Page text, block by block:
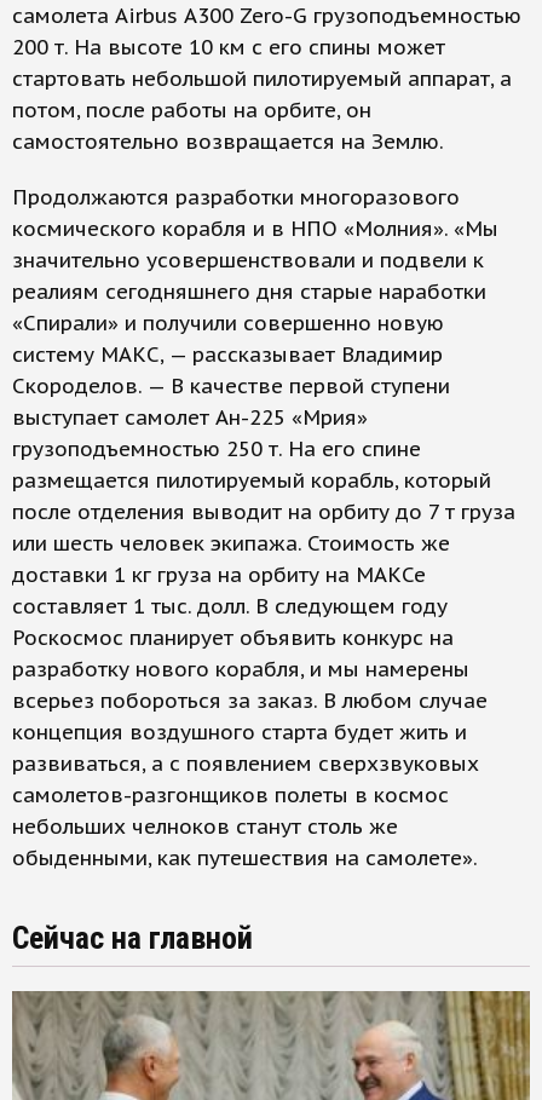
самолета Airbus А300 Zero-G грузоподъемностью
200 т. На высоте 10 км с его спины может
стартовать небольшой пилотируемый аппарат, а
потом, после работы на орбите, он
самостоятельно возвращается на Землю.
Продолжаются разработки многоразового
космического корабля и в НПО «Молния». «Мы
значительно усовершенствовали и подвели к
реалиям сегодняшнего дня старые наработки
«Спирали» и получили совершенно новую
систему МАКС, — рассказывает Владимир
Скороделов. — В качестве первой ступени
выступает самолет Ан-225 «Мрия»
грузоподъемностью 250 т. На его спине
размещается пилотируемый корабль, который
после отделения выводит на орбиту до 7 т груза
или шесть человек экипажа. Стоимость же
доставки 1 кг груза на орбиту на МАКСе
составляет 1 тыс. долл. В следующем году
Роскосмос планирует объявить конкурс на
разработку нового корабля, и мы намерены
всерьез побороться за заказ. В любом случае
концепция воздушного старта будет жить и
развиваться, а с появлением сверхзвуковых
самолетов-разгонщиков полеты в космос
небольших челноков станут столь же
обыденными, как путешествия на самолете».
Сейчас на главной